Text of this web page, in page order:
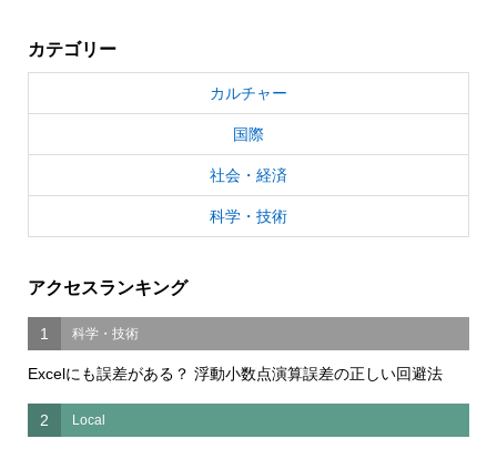
カテゴリー
カルチャー
国際
社会・経済
科学・技術
アクセスランキング
1 科学・技術
Excelにも誤差がある？ 浮動小数点演算誤差の正しい回避法
2 Local